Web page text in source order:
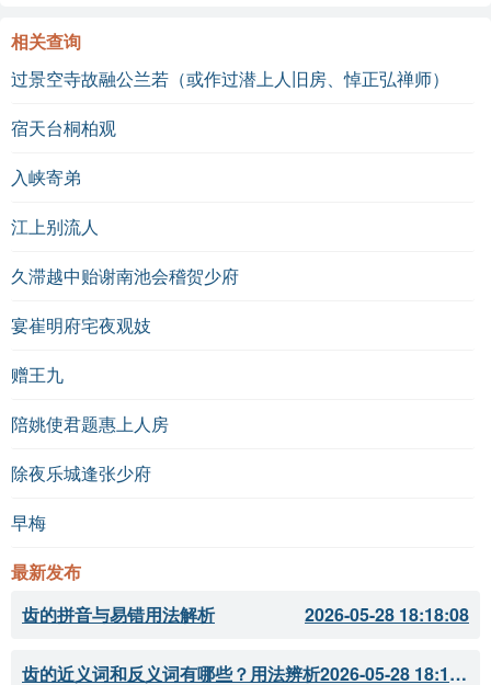
诗词测试：
B. 自然景观
C. 历史事件
D. 个人经历
“伯仲”在诗中有何含义？ A. 兄弟
C. 学者
B. 清新与希望
D. 迷茫
答案：
B. 同辈中的优秀者
B. 清新与希望
诗词比较与延伸：
相关查询
过景空寺故融公兰若（或作过潜上人旧房、悼正弘禅师）
宿天台桐柏观
入峡寄弟
江上别流人
久滞越中贻谢南池会稽贺少府
宴崔明府宅夜观妓
赠王九
陪姚使君题惠上人房
除夜乐城逢张少府
早梅
最新发布
齿的拼音与易错用法解析
2026-05-28 18:18:08
齿的近义词和反义词有哪些？用法辨析 2026-05-28 18:18:07